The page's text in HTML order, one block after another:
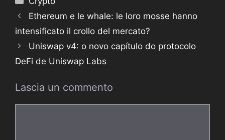
Ethereum e le whale: le loro mosse hanno
intensificato il crollo del mercato?
Uniswap v4: o novo capítulo do protocolo
DeFi de Uniswap Labs
Lascia un commento